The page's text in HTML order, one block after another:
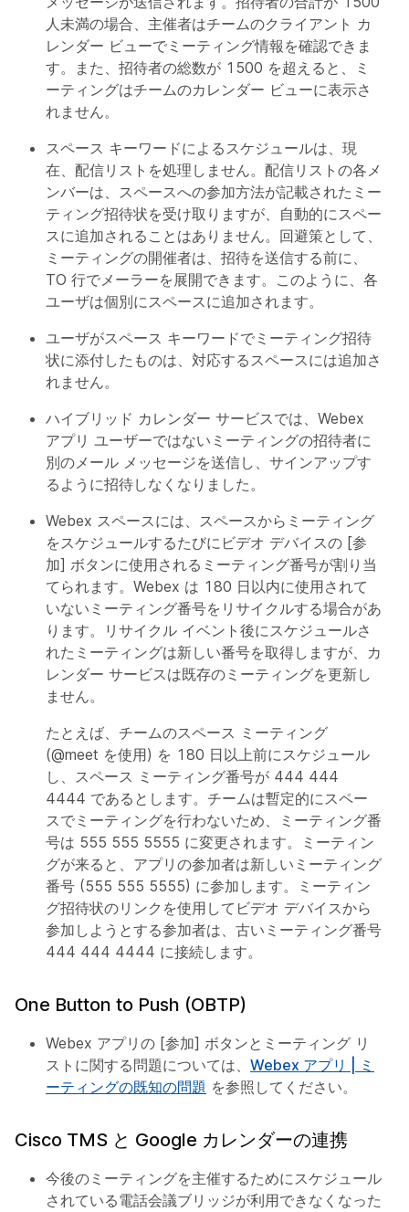
人未満の場合、主催者はチームのクライアント カ
レンダー ビューでミーティング情報を確認できま
す。また、招待者の総数が 1500 を超えると、ミ
ーティングはチームのカレンダー ビューに表示さ
れません。
スペース キーワードによるスケジュールは、現
在、配信リストを処理しません。配信リストの各メ
ンバーは、スペースへの参加方法が記載されたミー
ティング招待状を受け取りますが、自動的にスペー
スに追加されることはありません。回避策として、
ミーティングの開催者は、招待を送信する前に、
TO 行でメーラーを展開できます。このように、各
ユーザは個別にスペースに追加されます。
ユーザがスペース キーワードでミーティング招待
状に添付したものは、対応するスペースには追加さ
れません。
ハイブリッド カレンダー サービスでは、Webex
アプリ ユーザーではないミーティングの招待者に
別のメール メッセージを送信し、サインアップす
るように招待しなくなりました。
Webex スペースには、スペースからミーティング
をスケジュールするたびにビデオ デバイスの [参
加] ボタンに使用されるミーティング番号が割り当
てられます。Webex は 180 日以内に使用されて
いないミーティング番号をリサイクルする場合があ
ります。リサイクル イベント後にスケジュールさ
れたミーティングは新しい番号を取得しますが、カ
レンダー サービスは既存のミーティングを更新し
ません。
たとえば、チームのスペース ミーティング
(@meet を使用) を 180 日以上前にスケジュール
し、スペース ミーティング番号が 444 444
4444 であるとします。チームは暫定的にスペー
スでミーティングを行わないため、ミーティング番
号は 555 555 5555 に変更されます。ミーティン
グが来ると、アプリの参加者は新しいミーティング
番号 (555 555 5555) に参加します。ミーティン
グ招待状のリンクを使用してビデオ デバイスから
参加しようとする参加者は、古いミーティング番号
444 444 4444 に接続します。
One Button to Push (OBTP)
Webex アプリの [参加] ボタンとミーティング リ
ストに関する問題については、 Webex アプリ | ミ
ーティングの既知の問題 を参照してください。
Cisco TMS と Google カレンダーの連携
今後のミーティングを主催するためにスケジュール
されている電話会議ブリッジが利用できなくなった